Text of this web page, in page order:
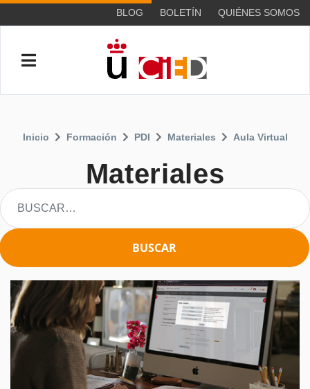
BLOG BOLETÍN QUIÉNES SOMOS
Materiales
Inicio Formación PDI Materiales Aula Virtual
BUSCAR